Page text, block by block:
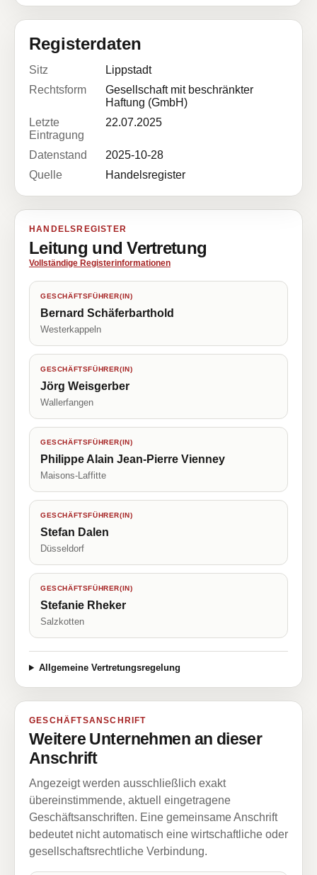
Registerdaten
Sitz
Lippstadt
Rechtsform
Gesellschaft mit beschränkter
Haftung (GmbH)
Letzte
Eintragung
22.07.2025
Datenstand
2025-10-28
Quelle
Handelsregister
HANDELSREGISTER
Leitung und Vertretung
Vollständige Registerinformationen
GESCHÄFTSFÜHRER(IN)
Bernard Schäferbarthold
Westerkappeln
GESCHÄFTSFÜHRER(IN)
Jörg Weisgerber
Wallerfangen
GESCHÄFTSFÜHRER(IN)
Philippe Alain Jean-Pierre Vienney
Maisons-Laffitte
GESCHÄFTSFÜHRER(IN)
Stefan Dalen
Düsseldorf
GESCHÄFTSFÜHRER(IN)
Stefanie Rheker
Salzkotten
Allgemeine Vertretungsregelung
GESCHÄFTSANSCHRIFT
Weitere Unternehmen an dieser
Anschrift
Angezeigt werden ausschließlich exakt
übereinstimmende, aktuell eingetragene
Geschäftsanschriften. Eine gemeinsame Anschrift
bedeutet nicht automatisch eine wirtschaftliche oder
gesellschaftsrechtliche Verbindung.